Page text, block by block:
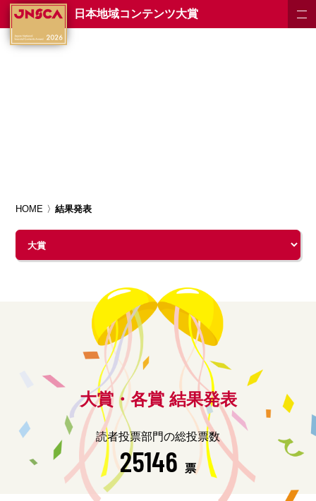
日本地域コンテンツ大賞
HOME 結果発表
大賞・各賞 結果発表
読者投票部門の総投票数
25146 票